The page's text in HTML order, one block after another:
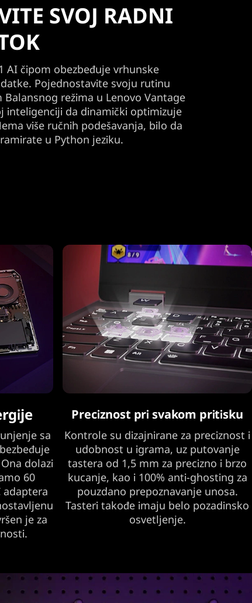
SVOJ RADNI
AI čipom obezbeđuje vrhunske
Pojednostavite svoju rutinu
režima u Lenovo Vantage
inteligenciji da dinamički optimizuje
više ručnih podešavanja, bilo da
u Python jeziku.
sa
dolazi
60
adaptera
je za
Preciznost pri svakom pritisku
Kontrole su dizajnirane za preciznost i
udobnost u igrama, uz putovanje
tastera od 1,5 mm za precizno i brzo
kucanje, kao i 100% anti-ghosting za
pouzdano prepoznavanje unosa.
Tasteri takođe imaju belo pozadinsko
osvetljenje.